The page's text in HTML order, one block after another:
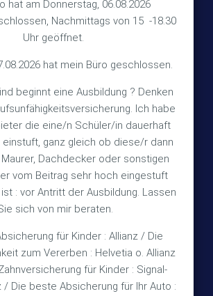
hat am Donnerstag, 06.08.2026
Nachmittags von 15 -18.30
Uhr geöffnet.
hat mein Büro geschlossen.
beginnt eine Ausbildung ? Denken
Ich habe
die eine/n Schüler/in dauerhaft
ganz gleich ob diese/r dann
Maurer, Dachdecker oder sonstigen
vom Beitrag sehr hoch eingestuft
: vor Antritt der Ausbildung. Lassen
sich von mir beraten.
für Kinder : Allianz / Die
zum Vererben : Helvetia o. Allianz
für Kinder : Signal-
/ Die beste Absicherung für Ihr Auto :
30890 Barsinghausen
Kontakt
TEL +49 (5105) 1811
FAX +49 (5105) 2720
vmh1a@web.de
Bürozeiten
– Fr 10:15 – 12:00 Uhr
& Do 15:30 – 18:00 Uhr
und nach Vereinbarung